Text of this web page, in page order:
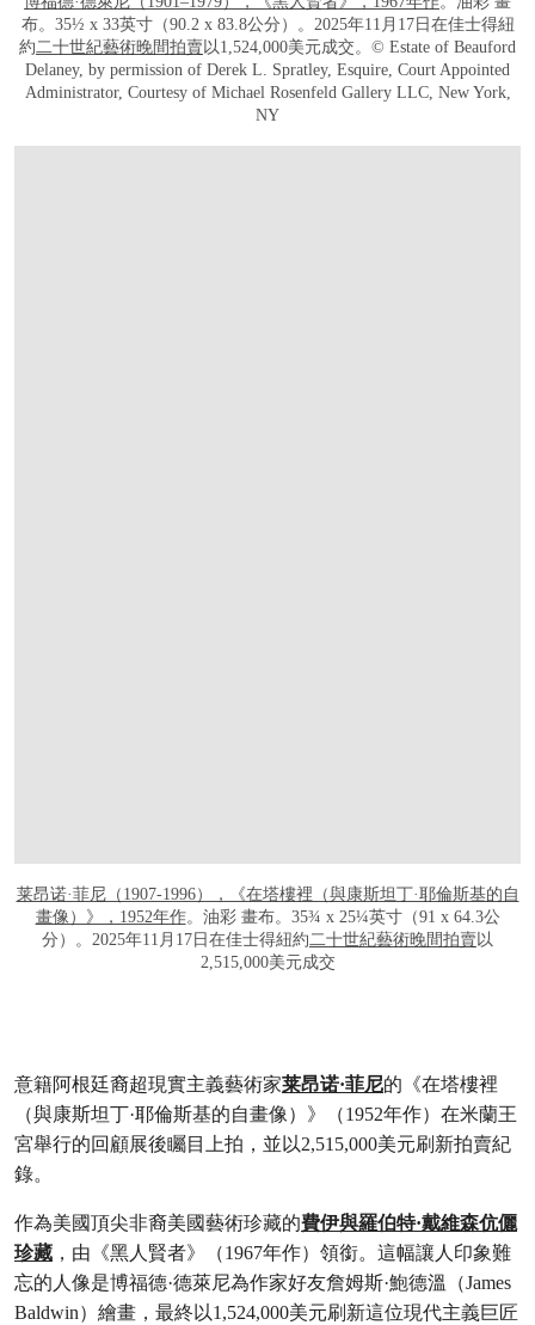
布。35½ x 33英寸（90.2 x 83.8公分）。2025年11月17日在佳士得紐
約二十世紀藝術晚間拍賣 以1,524,000美元成交。© Estate of Beauford
Delaney, by permission of Derek L. Spratley, Esquire, Court Appointed
Administrator, Courtesy of Michael Rosenfeld Gallery LLC, New York,
NY
莱昂诺·菲尼（1907-1996），《在塔樓裡（與康斯坦丁·耶倫斯基的自
畫像）》，1952年作。油彩 畫布。35¾ x 25¼英寸（91 x 64.3公
分）。2025年11月17日在佳士得紐約二十世紀藝術晚間拍賣 以
2,515,000美元成交
意籍阿根廷裔超現實主義藝術家莱昂诺·菲尼的《在塔樓裡
（與康斯坦丁·耶倫斯基的自畫像）》（1952年作）在米蘭王
宮舉行的回顧展後矚目上拍，並以2,515,000美元刷新拍賣紀
錄。
作為美國頂尖非裔美國藝術珍藏的費伊與羅伯特·戴維森伉儷
珍藏 ，由《黑人賢者》（1967年作）領銜。這幅讓人印象難
忘的人像是博福德·德萊尼為作家好友詹姆斯·鮑德溫（James
Baldwin）繪畫，最終以1,524,000美元刷新這位現代主義巨匠